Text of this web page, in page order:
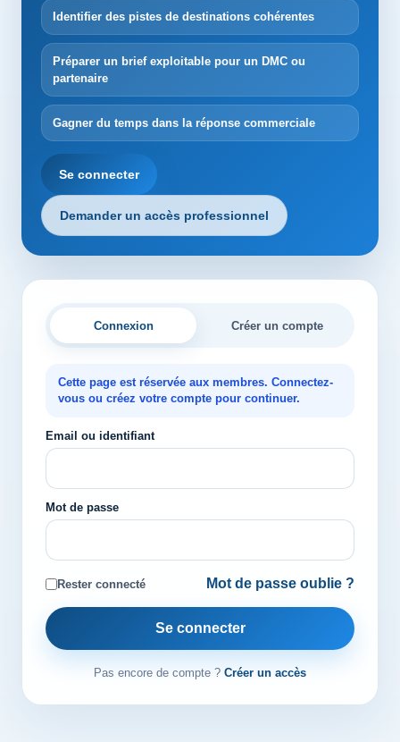
Identifier des pistes de destinations cohérentes
Préparer un brief exploitable pour un DMC ou
partenaire
Gagner du temps dans la réponse commerciale
Se connecter
Demander un accès professionnel
Connexion Créer un compte
Cette page est réservée aux membres. Connectez-
vous ou créez votre compte pour continuer.
Email ou identifiant
Mot de passe
Rester connecté Mot de passe oublie ?
Se connecter
Pas encore de compte ? Créer un accès